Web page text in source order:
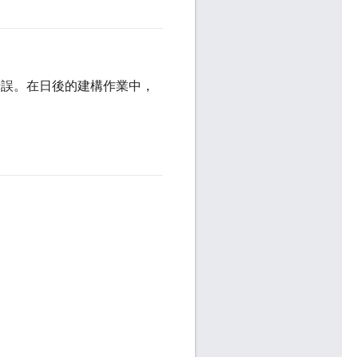
。在日後的建構作業中，